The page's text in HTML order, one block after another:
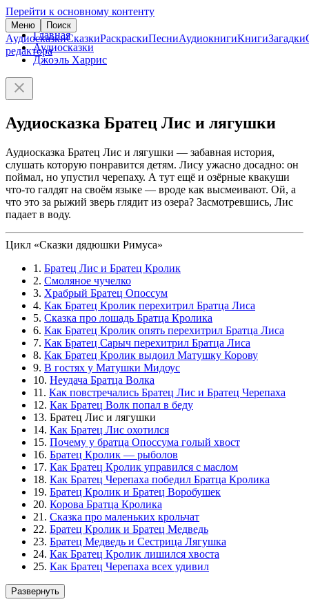
Перейти к основному контенту
Меню Поиск
АудиосказкиСказкиРаскраскиПесниАудиокнигиКнигиЗагадки
редактора
Главная
Аудиосказки
Джоэль Харрис
Аудиосказка Братец Лис и лягушки
Аудиосказка Братец Лис и лягушки — забавная история,
слушать которую понравится детям. Лису ужасно досадно: он
поймал, но упустил черепаху. А тут ещё и озёрные квакуши
что-то галдят на своём языке — вроде как высмеивают. Ой, а
что это за рыжий зверь глядит из озера? Засмотревшись, Лис
падает в воду.
Цикл «Сказки дядюшки Римуса»
1. Братец Лис и Братец Кролик
2. Смоляное чучелко
3. Храбрый Братец Опоссум
4. Как Братец Кролик перехитрил Братца Лиса
5. Сказка про лошадь Братца Кролика
6. Как Братец Кролик опять перехитрил Братца Лиса
7. Как Братец Сарыч перехитрил Братца Лиса
8. Как Братец Кролик выдоил Матушку Корову
9. В гостях у Матушки Мидоус
10. Неудача Братца Волка
11. Как повстречались Братец Лис и Братец Черепаха
12. Как Братец Волк попал в беду
13. Братец Лис и лягушки
14. Как Братец Лис охотился
15. Почему у братца Опоссума голый хвост
16. Братец Кролик — рыболов
17. Как Братец Кролик управился с маслом
18. Как Братец Черепаха победил Братца Кролика
19. Братец Кролик и Братец Воробушек
20. Корова Братца Кролика
21. Сказка про маленьких крольчат
22. Братец Кролик и Братец Медведь
23. Братец Медведь и Сестрица Лягушка
24. Как Братец Кролик лишился хвоста
25. Как Братец Черепаха всех удивил
Развернуть